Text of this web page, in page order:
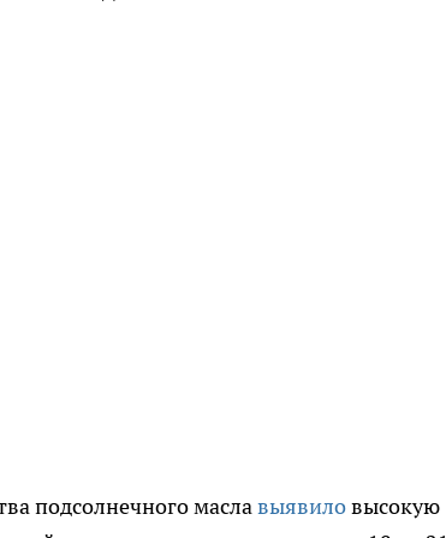
подсолнечного маславыявиловысокую